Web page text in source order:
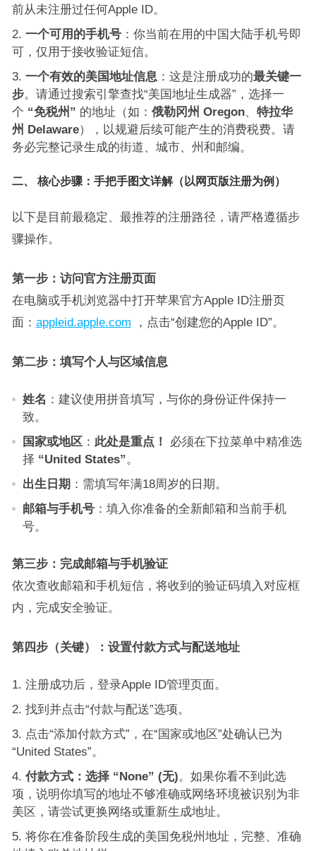
前从未注册过任何Apple ID。
一个可用的手机号：你当前在用的中国大陆手机号即
可，仅用于接收验证短信。
一个有效的美国地址信息 ：这是注册成功的最关键一
步。请通过搜索引擎查找“美国地址生成器”，选择一
个 “免税州” 的地址（如： 俄勒冈州 Oregon、 特拉华
州 Delaware），以规避后续可能产生的消费税费。请
务必完整记录生成的街道、城市、州和邮编。
二、 核心步骤：手把手图文详解（以网页版注册为例）
以下是目前最稳定、最推荐的注册路径，请严格遵循步
骤操作。
第一步：访问官方注册页面
在电脑或手机浏览器中打开苹果官方Apple ID注册页
面： appleid.apple.com ，点击“创建您的Apple ID”。
第二步：填写个人与区域信息
姓名 ：建议使用拼音填写，与你的身份证件保持一
致。
国家或地区： 此处是重点！
必须在下拉菜单中精准选
择 “United States”。
出生日期 ：需填写年满18周岁的日期。
邮箱与手机号：填入你准备的全新邮箱和当前手机
号。
第三步：完成邮箱与手机验证
依次查收邮箱和手机短信，将收到的验证码填入对应框
内，完成安全验证。
第四步（关键）：设置付款方式与配送地址
注册成功后，登录Apple ID管理页面。
找到并点击“付款与配送”选项。
点击“添加付款方式”，在“国家或地区”处确认已为
“United States”。
付款方式：选择 “None” (无)。如果你看不到此选
项，说明你填写的地址不够准确或网络环境被识别为非
美区，请尝试更换网络或重新生成地址。
将你在准备阶段生成的美国免税州地址，完整、准确